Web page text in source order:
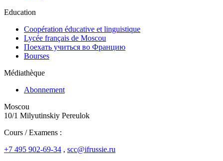
Education
Coopération éducative et linguistique
Lycée français de Moscou
Поехать учиться во Францию
Bourses
Médiathèque
Abonnement
Moscou
10/1 Milyutinskiy Pereulok
Cours / Examens :
+7 495 902-69-34 , scc@ifrussie.ru